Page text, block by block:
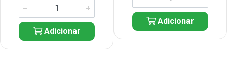
Adicionar
Adicionar